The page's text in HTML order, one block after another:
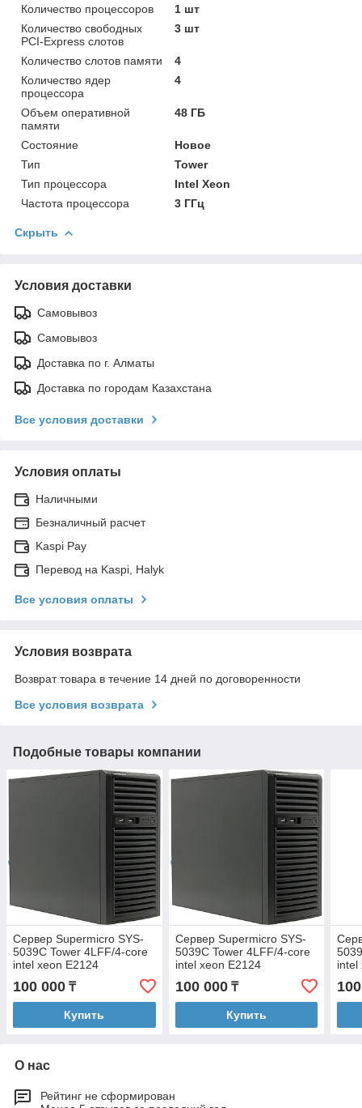
Количество процессоров
1 шт
Количество свободных
PCI-Express слотов
3 шт
Количество слотов памяти
4
Количество ядер
процессора
4
Объем оперативной
памяти
48 ГБ
Состояние
Новое
Тип
Tower
Тип процессора
Intel Xeon
Частота процессора
3 ГГц
Скрыть
Условия доставки
Самовывоз
Самовывоз
Доставка по г. Алматы
Доставка по городам Казахстана
Все условия доставки
Условия оплаты
Наличными
Безналичный расчет
Kaspi Pay
Перевод на Kaspi, Halyk
Все условия оплаты
Условия возврата
Возврат товара в течение 14 дней по договоренности
Все условия возврата
Подобные товары компании
Сервер Supermicro SYS-
5039C Tower 4LFF/4-core
intel xeon E2124
3.3GHz/16GB
EUDIMM/2x240GB SSD RI
Hyb
100 000 ₸
Купить
Сервер Supermicro SYS-
5039C Tower 4LFF/4-core
intel xeon E2124
3.3GHz/16GB
EUDIMM/2x240GB SSD RI
Hyb
100 000₸
Купить
intel
Hyb
О нас
Рейтинг не сформирован